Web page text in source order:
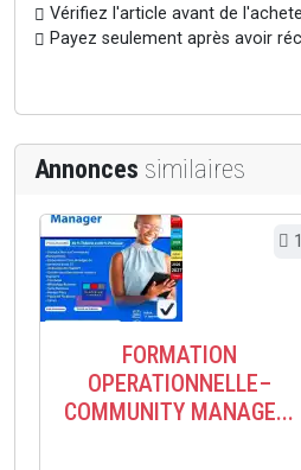
Vérifiez l'article avant de
Payez seulement après avoir
Annonces similaires
1
FORMATION
OPERATIONNELLE–
COMMUNITY MANAGE...